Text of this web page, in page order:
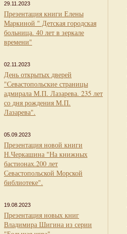
29.11.2023
Презентация книги Елены
Маркиной " Детская городская
больница. 40 лет в зеркале
времени"
02.11.2023
День открытых дверей
"Севастопольские страницы
адмирала М.П. Лазарева. 235 лет
со дня рождения М.П.
Лазарева".
05.09.2023
Презентация новой книги
Н.Черкашина "На книжных
бастионах.200 лет
Севастопольской Морской
библиотеке".
19.08.2023
Презентация новых книг
Владимира Шигина из серии